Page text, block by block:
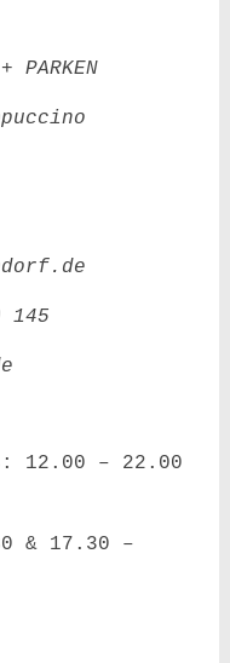
PARKEN
145
12.00 – 22.00
& 17.30 –